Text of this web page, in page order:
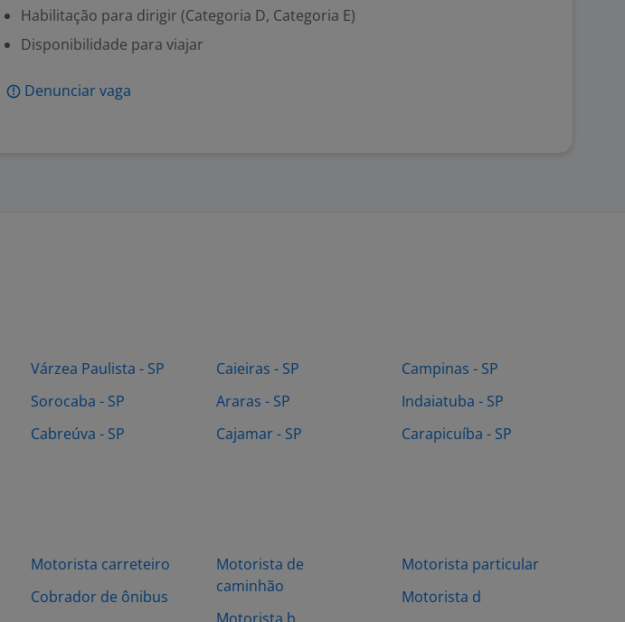
Habilitação para dirigir (Categoria D, Categoria E)
Disponibilidade para viajar
Denunciar vaga
Várzea Paulista - SP
Sorocaba - SP
Cabreúva - SP
Caieiras - SP
Araras - SP
Cajamar - SP
Campinas - SP
Indaiatuba - SP
Carapicuíba - SP
Motorista carreteiro
Cobrador de ônibus
Motorista de
caminhão
Motorista particular
Motorista d